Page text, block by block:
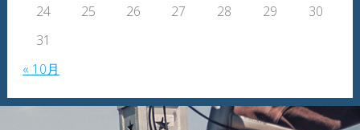
« 10月
24
25 26 27 28 29
30
31